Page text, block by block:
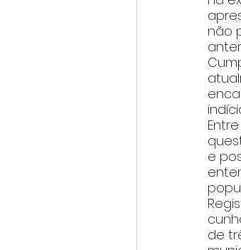
não
e
de